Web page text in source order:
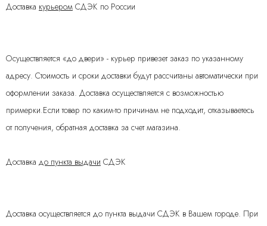
Доставка курьером СДЭК по России
Осуществляется «до двери» - курьер привезет заказ по указанному
адресу. Стоимость и сроки доставки будут рассчитаны автоматически при
оформлении заказа. Доставка осуществляется с возможностью
примерки.Если товар по каким-то причинам не подходит, отказываетесь
от получения, обратная доставка за счет магазина.
Доставка до пункта выдачи СДЭК
Доставка осуществляется до пункта выдачи СДЭК в Вашем городе. При